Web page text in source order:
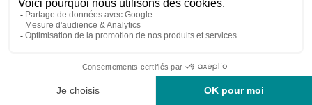
Villeneuve-Minervois (11)
59 900 €
6 pièces , 4 chambres